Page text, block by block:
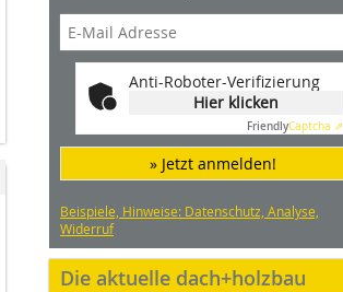
Anti-Roboter-Verifizierung
Hier klicken
FriendlyCaptcha ⇗
» Jetzt anmelden!
Beispiele, Hinweise: Datenschutz, Analyse,
Widerruf
Die aktuelle dach+holzbau